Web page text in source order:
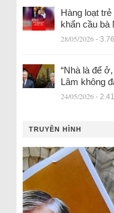
Hàng loạt
khẩn cầu bà
28/05/2026 -
“Nhà là để
Lâm không
24/05/2026 -
TRUYỀN HÌNH